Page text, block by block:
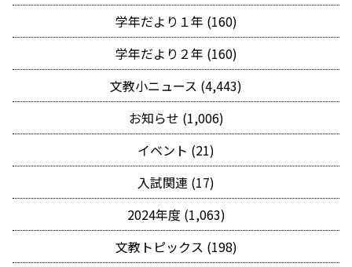
学年だより１年 (160)
学年だより２年 (160)
文教小ニュース (4,443)
お知らせ (1,006)
イベント (21)
入試関連 (17)
2024年度 (1,063)
文教トピックス (198)